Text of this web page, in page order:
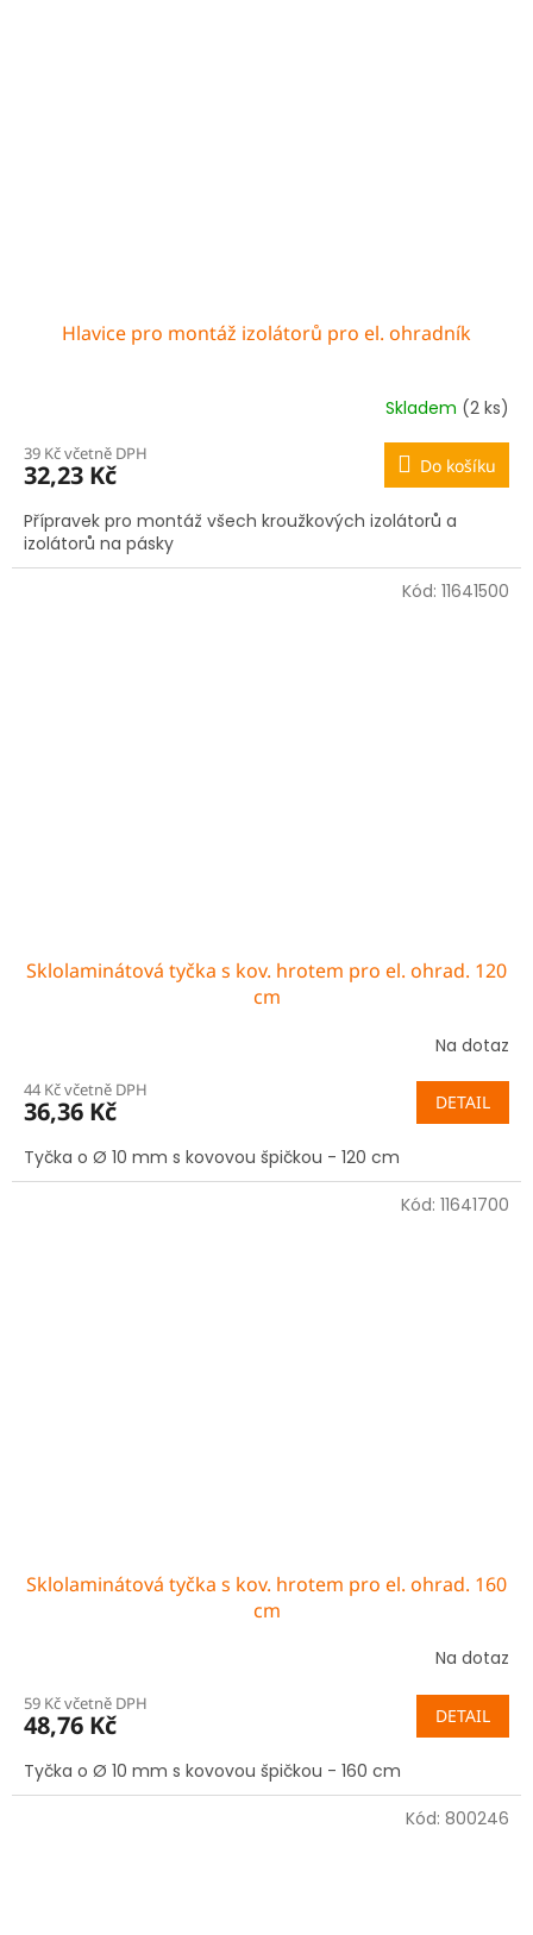
Hlavice pro montáž izolátorů pro el. ohradník
Skladem (2 ks)
39 Kč včetně DPH
32,23 Kč Do košíku
Přípravek pro montáž všech kroužkových izolátorů a
izolátorů na pásky
Sklolaminátová tyčka s kov. hrotem pro el. ohrad. 120
cm
Na dotaz
44 Kč včetně DPH
36,36 Kč DETAIL
Tyčka o Ø 10 mm s kovovou špičkou - 120 cm
Kód: 11641500
Sklolaminátová tyčka s kov. hrotem pro el. ohrad. 160
cm
Na dotaz
59 Kč včetně DPH
48,76 Kč DETAIL
Tyčka o Ø 10 mm s kovovou špičkou - 160 cm
Kód: 11641700
Kód: 800246